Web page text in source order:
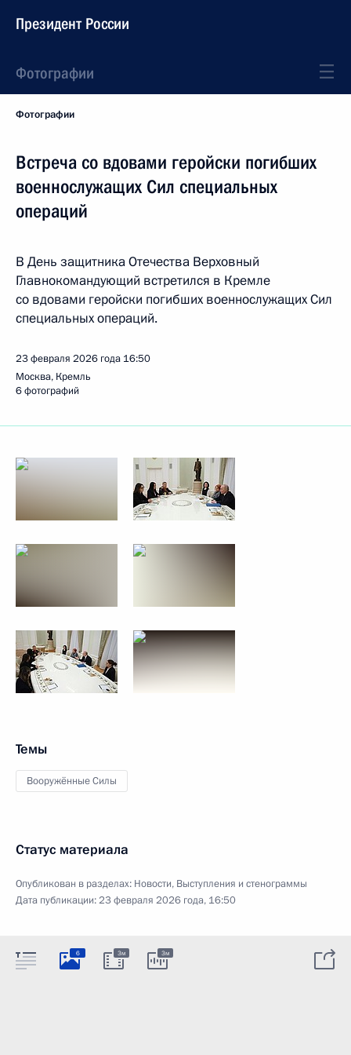
Президент России
Фотографии
Фотографии
Встреча со вдовами геройски погибших
военнослужащих Сил специальных
операций
В День защитника Отечества Верховный
Главнокомандующий встретился в Кремле
со вдовами геройски погибших военнослужащих Сил
специальных операций.
23 февраля 2026 года 16:50
Москва, Кремль
6 фотографий
Темы
Вооружённые Силы
Статус материала
Опубликован в разделах: Новости, Выступления и стенограммы
Дата публикации:23 февраля 2026 года, 16:50
6 3м 3м